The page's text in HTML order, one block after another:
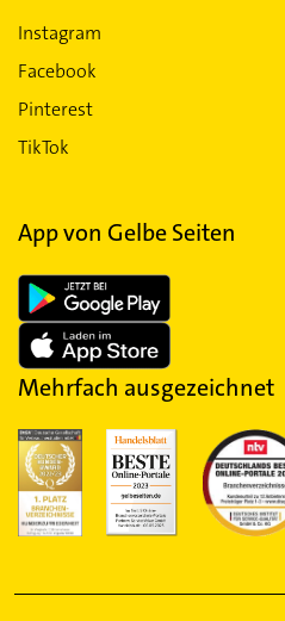
Instagram
Facebook
Pinterest
TikTok
App von Gelbe Seiten
Mehrfach ausgezeichnet